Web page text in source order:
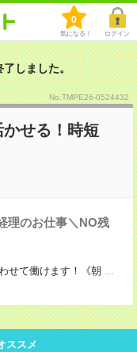
0
気になる！ ログイン
しました。
No.TMPE26-0524432
かせる！時短
理のお仕事＼NO残
せて働けます！《朝 ...
ススメ